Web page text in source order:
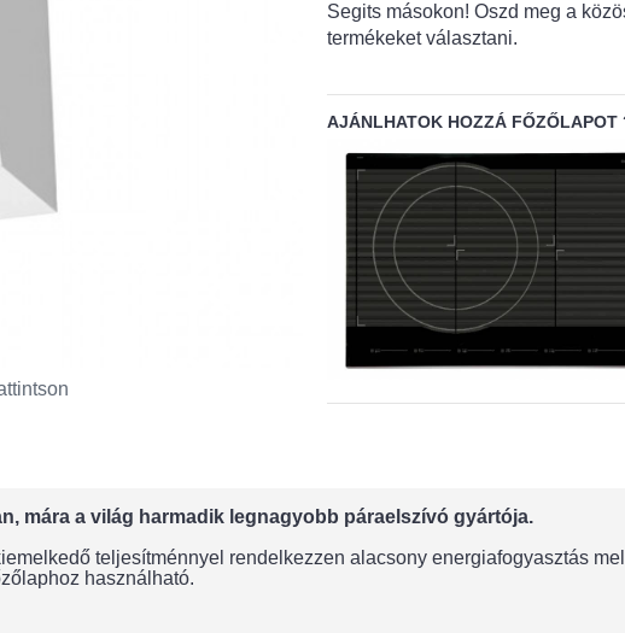
Segits másokon! Oszd meg a
termékeket választani.
AJÁNLHATOK HOZZÁ FŐZŐLAPOT
mára a világ harmadik legnagyobb páraelszívó gyártója.
teljesítménnyel rendelkezzen alacsony energiafogyasztás
használható.